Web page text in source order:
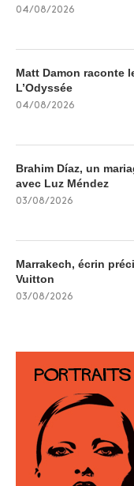
04/08/2026
Matt Damon raconte
L’Odyssée
04/08/2026
Brahim Díaz, un
avec Luz Méndez
03/08/2026
Marrakech, écrin
Vuitton
03/08/2026